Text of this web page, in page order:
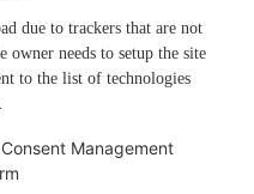
due to trackers that are not
owner needs to setup the site
to the list of technologies
Management